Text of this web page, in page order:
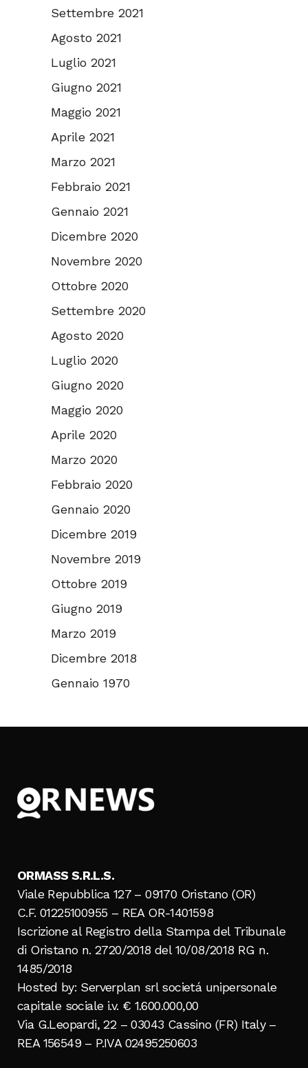
Settembre 2021
Agosto 2021
Luglio 2021
Giugno 2021
Maggio 2021
Aprile 2021
Marzo 2021
Febbraio 2021
Gennaio 2021
Dicembre 2020
Novembre 2020
Ottobre 2020
Settembre 2020
Agosto 2020
Luglio 2020
Giugno 2020
Maggio 2020
Aprile 2020
Marzo 2020
Febbraio 2020
Gennaio 2020
Dicembre 2019
Novembre 2019
Ottobre 2019
Giugno 2019
Marzo 2019
Dicembre 2018
Gennaio 1970
ORMASS S.R.L.S.
Viale Repubblica 127 – 09170 Oristano (OR)
C.F. 01225100955 – REA OR-1401598
Iscrizione al Registro della Stampa del Tribunale
di Oristano n. 2720/2018 del 10/08/2018 RG n.
1485/2018
Hosted by: Serverplan srl societá unipersonale
capitale sociale i.v. € 1.600.000,00
Via G.Leopardi, 22 – 03043 Cassino (FR) Italy –
REA 156549 – P.IVA 02495250603